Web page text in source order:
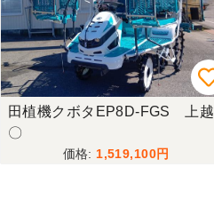
田植機クボタEP8D-FGS 上越
〇
1,519,100